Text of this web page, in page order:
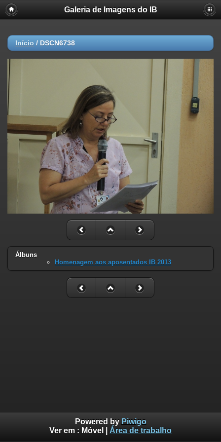
Galeria de Imagens do IB
Início / DSCN6738
Álbuns
Homenagem aos aposentados IB 2013
Powered by Piwigo
Ver em : Móvel Área de trabalho